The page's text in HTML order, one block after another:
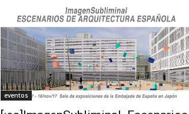
eventos